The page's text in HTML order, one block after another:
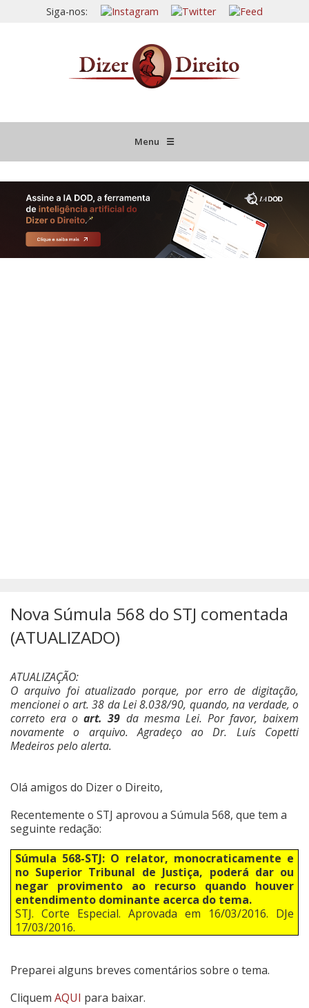
Siga-nos:
Menu ☰
JURISPRUDÊNCIA COMENTADA
INFORMATIVOS COMENTADOS
Nova Súmula 568 do STJ comentada
(ATUALIZADO)
ATUALIZAÇÃO:
O arquivo foi atualizado porque, por erro de digitação,
mencionei o art. 38 da Lei 8.038/90, quando, na verdade, o
correto era oart. 39 da mesma Lei. Por favor, baixem
novamente o arquivo. Agradeço ao Dr. Luís Copetti
Medeiros pelo alerta.
Olá amigos do Dizer o Direito,
Recentemente o STJ aprovou a Súmula 568, que tem a
seguinte redação:
Súmula 568-STJ: O relator, monocraticamente e
no Superior Tribunal de Justiça, poderá dar ou
negar provimento ao recurso quando houver
entendimento dominante acerca do tema.
STJ. Corte Especial. Aprovada em 16/03/2016. DJe
17/03/2016.
Preparei alguns breves comentários sobre o tema.
Cliquem AQUI para baixar.